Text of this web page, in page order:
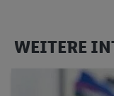
WEITERE